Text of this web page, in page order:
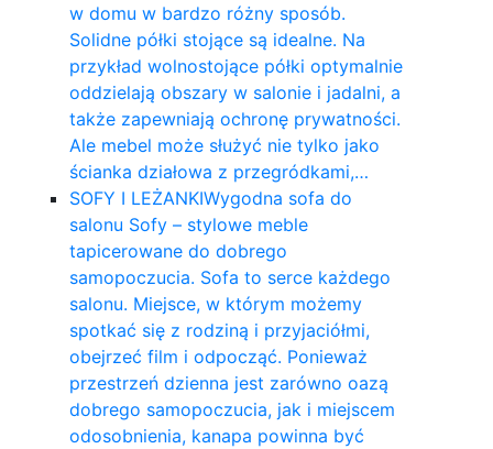
w domu w bardzo różny sposób.
Solidne półki stojące są idealne. Na
przykład wolnostojące półki optymalnie
oddzielają obszary w salonie i jadalni, a
także zapewniają ochronę prywatności.
Ale mebel może służyć nie tylko jako
ścianka działowa z przegródkami,…
SOFY I LEŻANKIWygodna sofa do
salonu Sofy – stylowe meble
tapicerowane do dobrego
samopoczucia. Sofa to serce każdego
salonu. Miejsce, w którym możemy
spotkać się z rodziną i przyjaciółmi,
obejrzeć film i odpocząć. Ponieważ
przestrzeń dzienna jest zarówno oazą
dobrego samopoczucia, jak i miejscem
odosobnienia, kanapa powinna być